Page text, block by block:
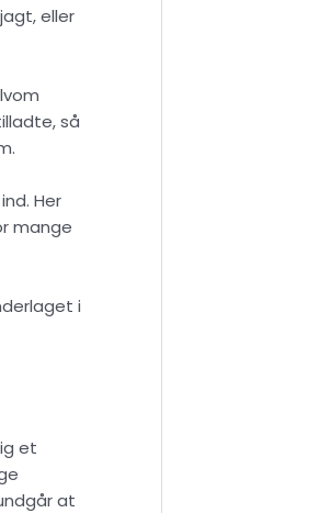
eller
så
Her
mange
i
et
at